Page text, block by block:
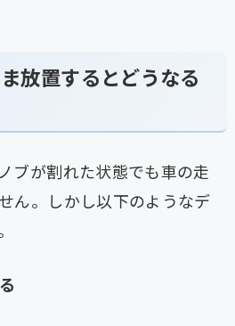
放置するとどうなる
ブが割れた状態でも車の走
ん。しかし以下のようなデ